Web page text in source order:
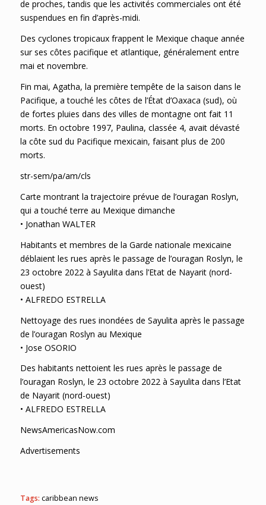
de proches, tandis que les activités commerciales ont été
suspendues en fin d’après-midi.
Des cyclones tropicaux frappent le Mexique chaque année
sur ses côtes pacifique et atlantique, généralement entre
mai et novembre.
Fin mai, Agatha, la première tempête de la saison dans le
Pacifique, a touché les côtes de l’État d’Oaxaca (sud), où
de fortes pluies dans des villes de montagne ont fait 11
morts. En octobre 1997, Paulina, classée 4, avait dévasté
la côte sud du Pacifique mexicain, faisant plus de 200
morts.
str-sem/pa/am/cls
Carte montrant la trajectoire prévue de l’ouragan Roslyn,
qui a touché terre au Mexique dimanche
• Jonathan WALTER
Habitants et membres de la Garde nationale mexicaine
déblaient les rues après le passage de l’ouragan Roslyn, le
23 octobre 2022 à Sayulita dans l’Etat de Nayarit (nord-
ouest)
• ALFREDO ESTRELLA
Nettoyage des rues inondées de Sayulita après le passage
de l’ouragan Roslyn au Mexique
• Jose OSORIO
Des habitants nettoient les rues après le passage de
l’ouragan Roslyn, le 23 octobre 2022 à Sayulita dans l’Etat
de Nayarit (nord-ouest)
• ALFREDO ESTRELLA
NewsAmericasNow.com
Advertisements
Tags: caribbean news